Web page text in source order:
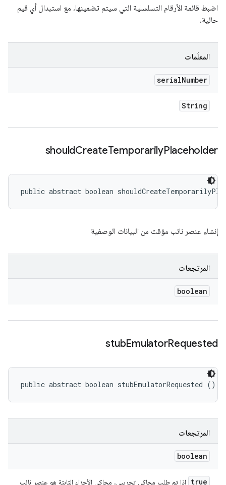
اضبط قائمة الأرقام التسلسلية التي سيتم تضمينها، مع استبدال أي قيم
حالية.
المعلَمات
serialNumber
String
shouldCreateTemporarilyPlaceholder
public abstract boolean
إنشاء عنصر نائب مؤقت من البيانات الوصفية
المرتجعات
boolean
stubEmulatorRequested
public abstract boolean stubEmulatorRequested ()
المرتجعات
boolean
true
إذا تم طلب محاكي تجريبي. محاكي الأجزاء الثابتة هو عنصر نائب